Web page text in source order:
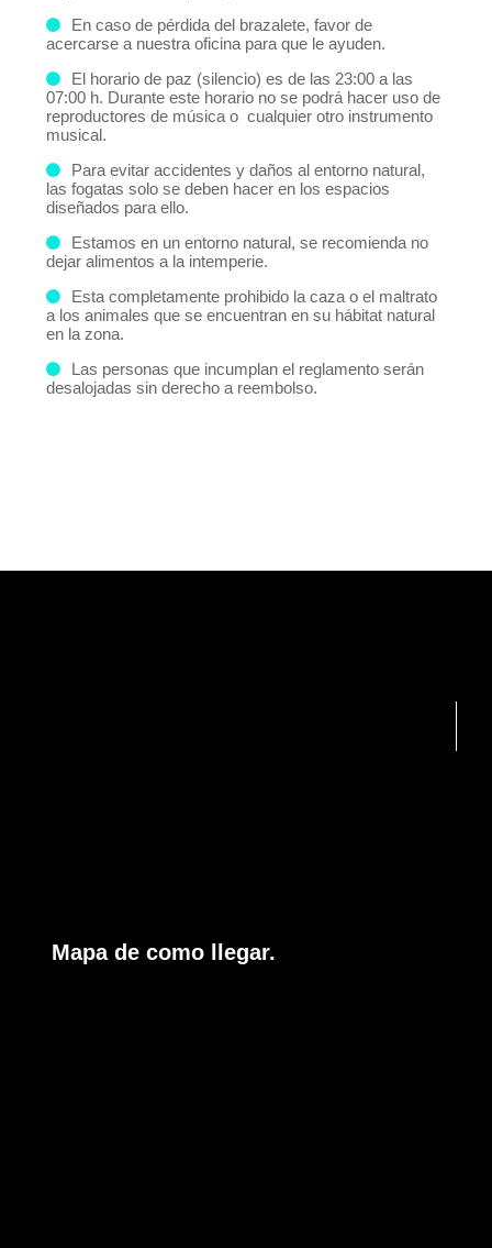
En caso de pérdida del brazalete, favor de
acercarse a nuestra oficina para que le ayuden.
El horario de paz (silencio) es de las 23:00 a las
07:00 h. Durante este horario no se podrá hacer uso de
reproductores de música o cualquier otro instrumento
musical.
Para evitar accidentes y daños al entorno natural,
las fogatas solo se deben hacer en los espacios
diseñados para ello.
Estamos en un entorno natural, se recomienda no
dejar alimentos a la intemperie.
Esta completamente prohibido la caza o el maltrato
a los animales que se encuentran en su hábitat natural
en la zona.
Las personas que incumplan el reglamento serán
desalojadas sin derecho a reembolso.
Mapa de como llegar.